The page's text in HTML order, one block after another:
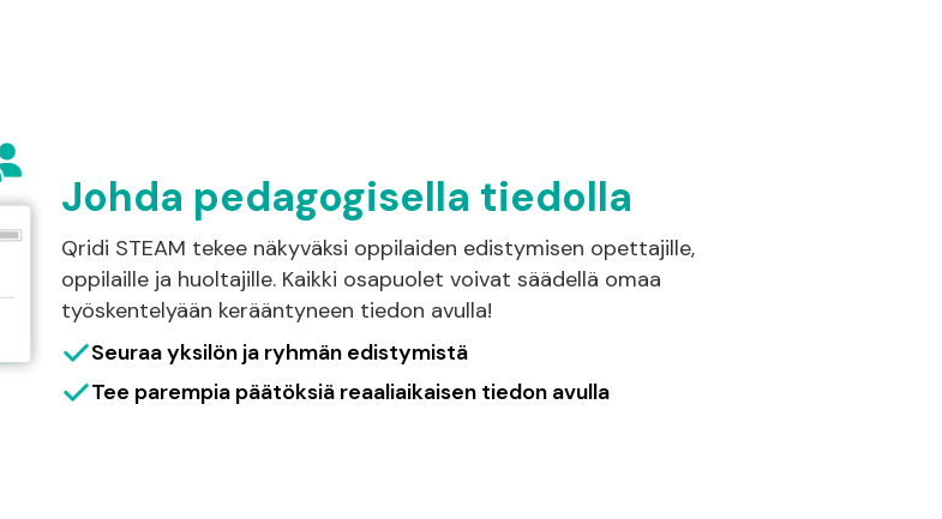
Johda pedagogisella tiedolla
Qridi STEAM tekee näkyväksi oppilaiden edistymisen opettajille,
oppilaille ja huoltajille. Kaikki osapuolet voivat säädellä omaa
työskentelyään kerääntyneen tiedon avulla!
Seuraa yksilön ja ryhmän edistymistä
Tee parempia päätöksiä reaaliaikaisen tiedon avulla